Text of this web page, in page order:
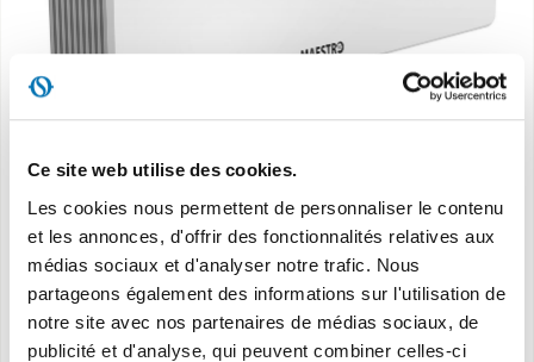
Ce site web utilise des cookies.
Les cookies nous permettent de personnaliser le contenu
et les annonces, d'offrir des fonctionnalités relatives aux
médias sociaux et d'analyser notre trafic. Nous
partageons également des informations sur l'utilisation de
notre site avec nos partenaires de médias sociaux, de
publicité et d'analyse, qui peuvent combiner celles-ci
SYSTÈMES INTÉGRÉS
CONTACTS
MONDE OS
SAV ET GARANTIE
DOCUMENTATIONS
Design